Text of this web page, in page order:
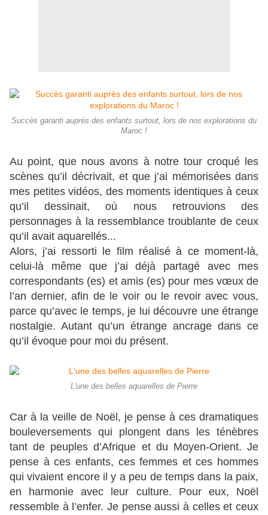
Succès garanti auprès des enfants surtout, lors de nos explorations du
Maroc !
Au point, que nous avons à notre tour croqué les
scènes qu’il décrivait, et que j’ai mémorisées dans
mes petites vidéos, des moments identiques à ceux
qu’il dessinait, où nous retrouvions des
personnages à la ressemblance troublante de ceux
qu’il avait aquarellés...
Alors, j’ai ressorti le film réalisé à ce moment-là,
celui-là même que j’ai déjà partagé avec mes
correspondants (es) et amis (es) pour mes vœux de
l’an dernier, afin de le voir ou le revoir avec vous,
parce qu’avec le temps, je lui découvre une étrange
nostalgie. Autant qu’un étrange ancrage dans ce
qu’il évoque pour moi du présent.
L'une des belles aquarelles de Pierre
Car à la veille de Noël, je pense à ces dramatiques
bouleversements qui plongent dans les ténèbres
tant de peuples d’Afrique et du Moyen-Orient. Je
pense à ces enfants, ces femmes et ces hommes
qui vivaient encore il y a peu de temps dans la paix,
en harmonie avec leur culture. Pour eux, Noël
ressemble à l’enfer. Je pense aussi à celles et ceux